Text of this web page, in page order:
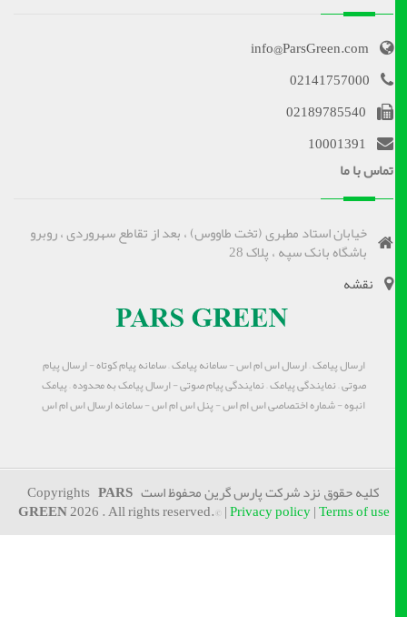
info@ParsGreen.com
02141757000
02189785540
10001391
تماس با ما
خیابان استاد مطهری (تخت طاووس) ، بعد از تقاطع سهروردی ، روبرو
باشگاه بانک سپه ، پلاک 28
نقشه
ارسال پیامک – ارسال اس ام اس - سامانه پیامک – سامانه پیام کوتاه - ارسال پیام
صوتی – نمایندگی پیامک – نمایندگی پیام صوتی - ارسال پیامک به محدوده – پیامک
انبوه - شماره اختصاصی اس ام اس - پنل اس ام اس - سامانه ارسال اس ام اس
کلیه حقوق نزد شرکت پارس گرین محفوظ است CopyrightsPARS
GREEN2026 . All rights reserved.© |Privacy policy|Terms of use